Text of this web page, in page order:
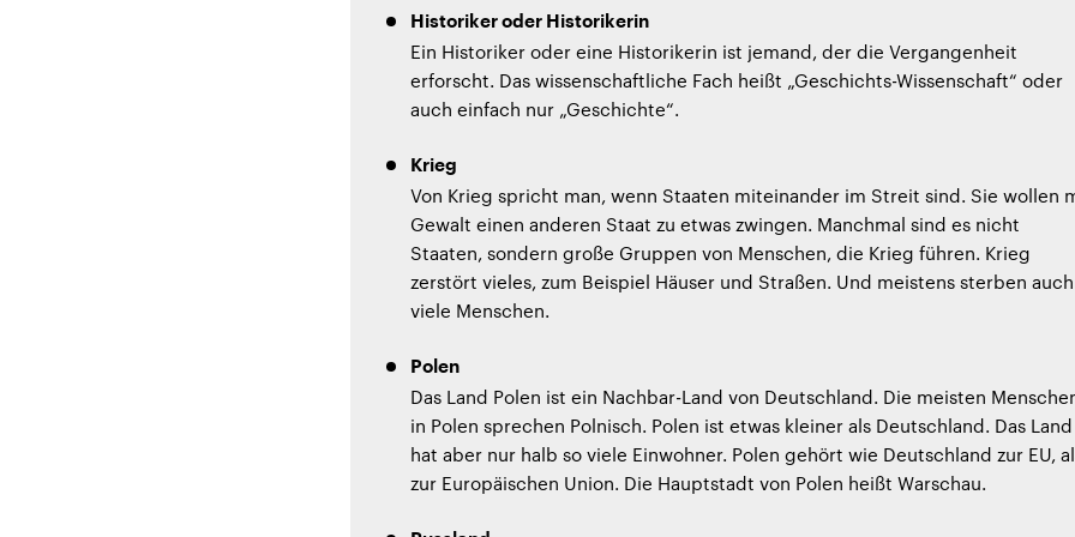
Historiker oder Historikerin
Ein Historiker oder eine Historikerin ist jemand, der die Vergangenheit
erforscht. Das wissenschaftliche Fach heißt „Geschichts-Wissenschaft“ oder
auch einfach nur „Geschichte“.
Krieg
Von Krieg spricht man, wenn Staaten miteinander im Streit sind. Sie wollen
Gewalt einen anderen Staat zu etwas zwingen. Manchmal sind es nicht
Staaten, sondern große Gruppen von Menschen, die Krieg führen. Krieg
zerstört vieles, zum Beispiel Häuser und Straßen. Und meistens sterben auch
viele Menschen.
Polen
Das Land Polen ist ein Nachbar-Land von Deutschland. Die meisten
in Polen sprechen Polnisch. Polen ist etwas kleiner als Deutschland. Das Land
hat aber nur halb so viele Einwohner. Polen gehört wie Deutschland zur EU,
zur Europäischen Union. Die Hauptstadt von Polen heißt Warschau.